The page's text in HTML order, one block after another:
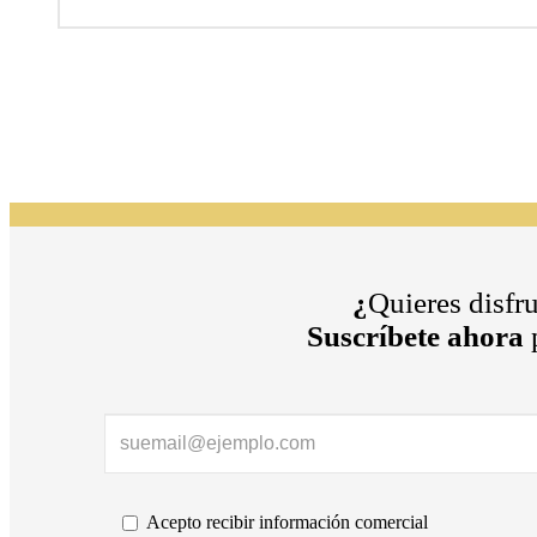
¿Quieres
Suscríbete ahora
Acepto recibir información comercial